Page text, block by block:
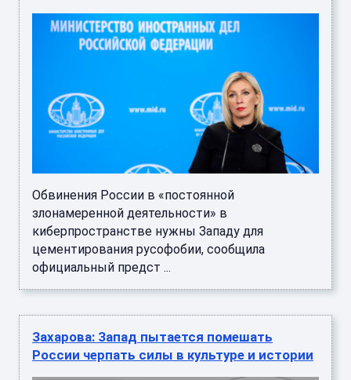
Обвинения России в «постоянной
злонамеренной деятельности» в
киберпространстве нужны Западу для
цементирования русофобии, сообщила
официальный предст ...
Захарова: Запад пытается помешать
России черпать силы в культуре и истории